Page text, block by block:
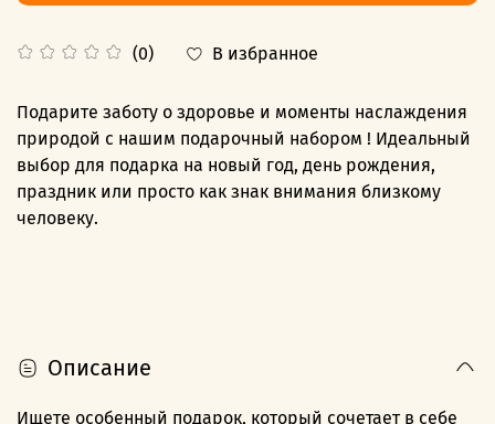
(0) В избранное
Подарите заботу о здоровье и моменты наслаждения
природой с нашим подарочный набором ! Идеальный
выбор для подарка на новый год, день рождения,
праздник или просто как знак внимания близкому
человеку.
Описание
Ищете особенный подарок, который сочетает в себе